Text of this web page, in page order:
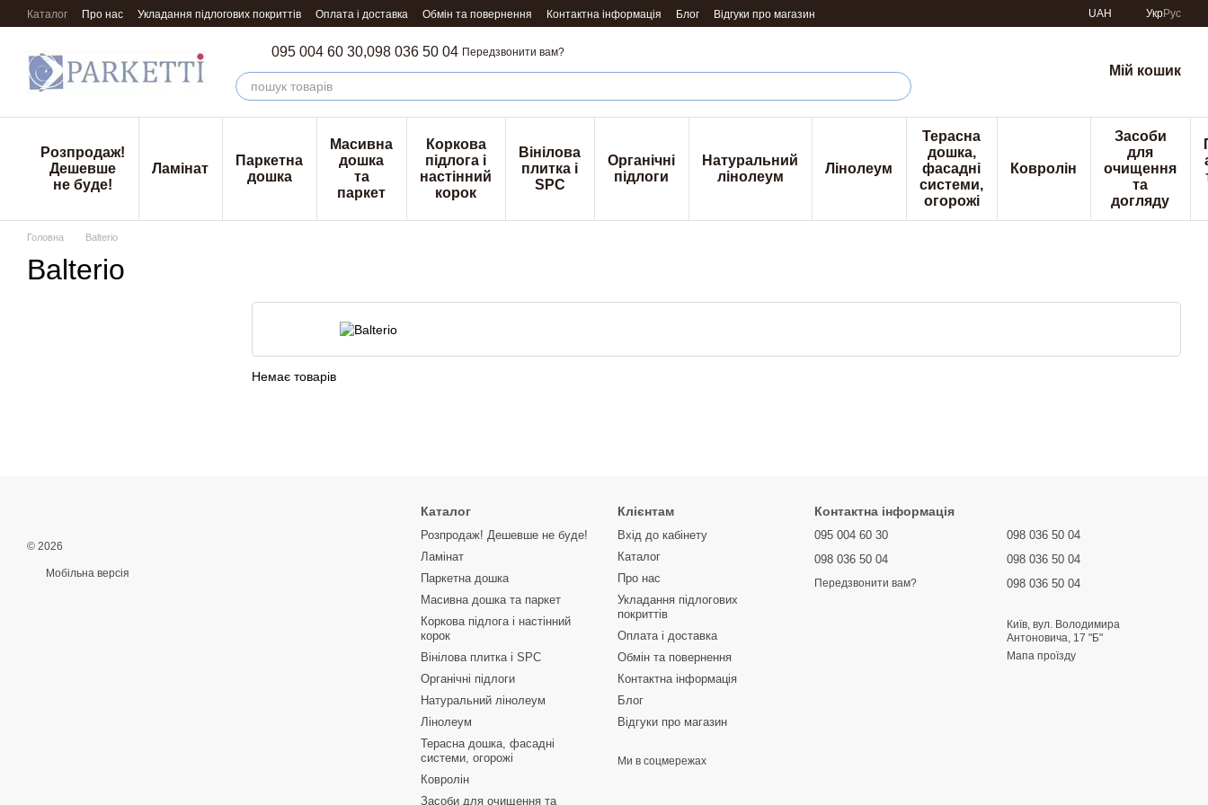
Перейти к основному контенту
Каталог Про нас Укладання підлогових покриттів Оплата і доставка Обмін та повернення Контактна інформація Блог Відгуки про магазин UAH УкрРус
095 004 60 30,098 036 50 04 Передзвонити вам?
Мій кошик
Розпродаж!
Дешевше
не буде!
Ламінат
Паркетна
дошка
Масивна
дошка
та
паркет
Коркова
підлога і
настінний
корок
Вінілова
плитка і
SPC
Органічні
підлоги
Натуральний
лінолеум
Лінолеум
Терасна
дошка,
фасадні
системи,
огорожі
Ковролін
Засоби
для
очищення
та
догляду
Головна Balterio
Balterio
Немає товарів
© 2026
Мобільна версія
Каталог
Розпродаж! Дешевше не буде!
Ламінат
Паркетна дошка
Масивна дошка та паркет
Коркова підлога і настінний
корок
Вінілова плитка і SPC
Органічні підлоги
Натуральний лінолеум
Лінолеум
Терасна дошка, фасадні
системи, огорожі
Ковролін
Засоби для очищення та
Клієнтам
Вхід до кабінету
Каталог
Про нас
Укладання підлогових
покриттів
Оплата і доставка
Обмін та повернення
Контактна інформація
Блог
Відгуки про магазин
Ми в соцмережах
Контактна інформація
095 004 60 30
098 036 50 04
Передзвонити вам?
098 036 50 04
098 036 50 04
098 036 50 04
Київ, вул. Володимира
Антоновича, 17 "Б"
Мапа проїзду